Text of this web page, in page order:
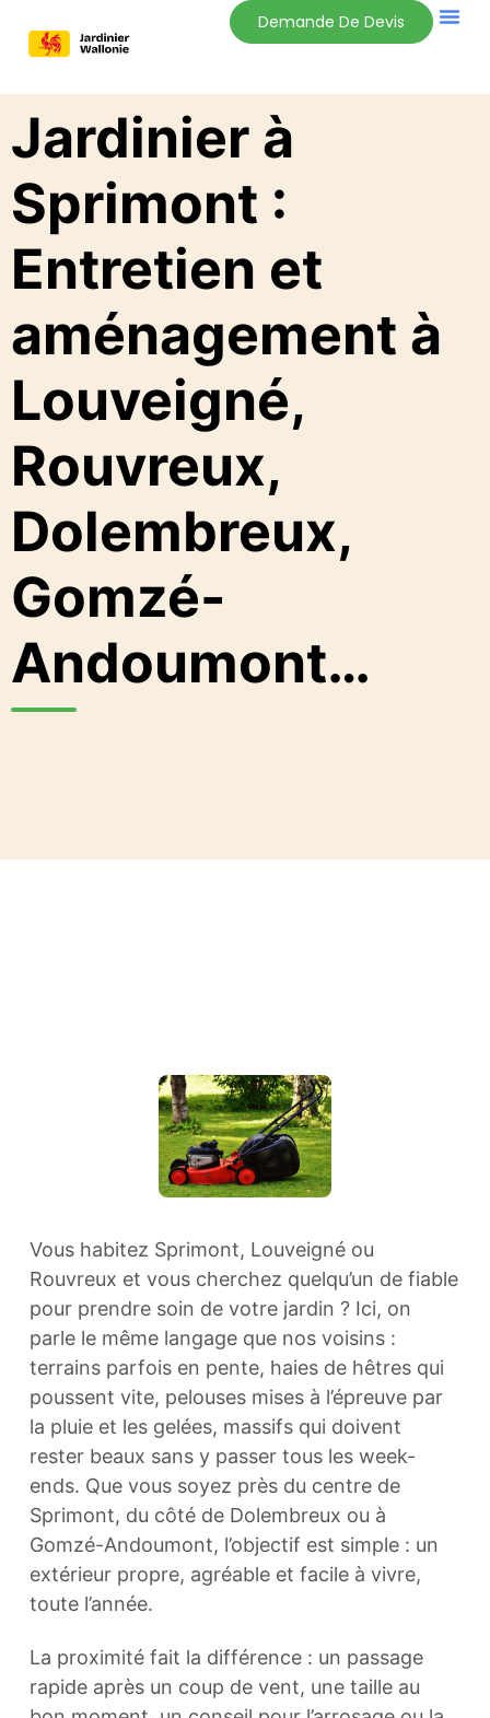
Demande De Devis
Jardinier à
Sprimont :
Entretien et
aménagement à
Louveigné,
Rouvreux,
Dolembreux,
Gomzé-
Andoumont…
Vous habitez Sprimont, Louveigné ou
Rouvreux et vous cherchez quelqu’un de fiable
pour prendre soin de votre jardin ? Ici, on
parle le même langage que nos voisins :
terrains parfois en pente, haies de hêtres qui
poussent vite, pelouses mises à l’épreuve par
la pluie et les gelées, massifs qui doivent
rester beaux sans y passer tous les week-
ends. Que vous soyez près du centre de
Sprimont, du côté de Dolembreux ou à
Gomzé-Andoumont, l’objectif est simple : un
extérieur propre, agréable et facile à vivre,
toute l’année.
La proximité fait la différence : un passage
rapide après un coup de vent, une taille au